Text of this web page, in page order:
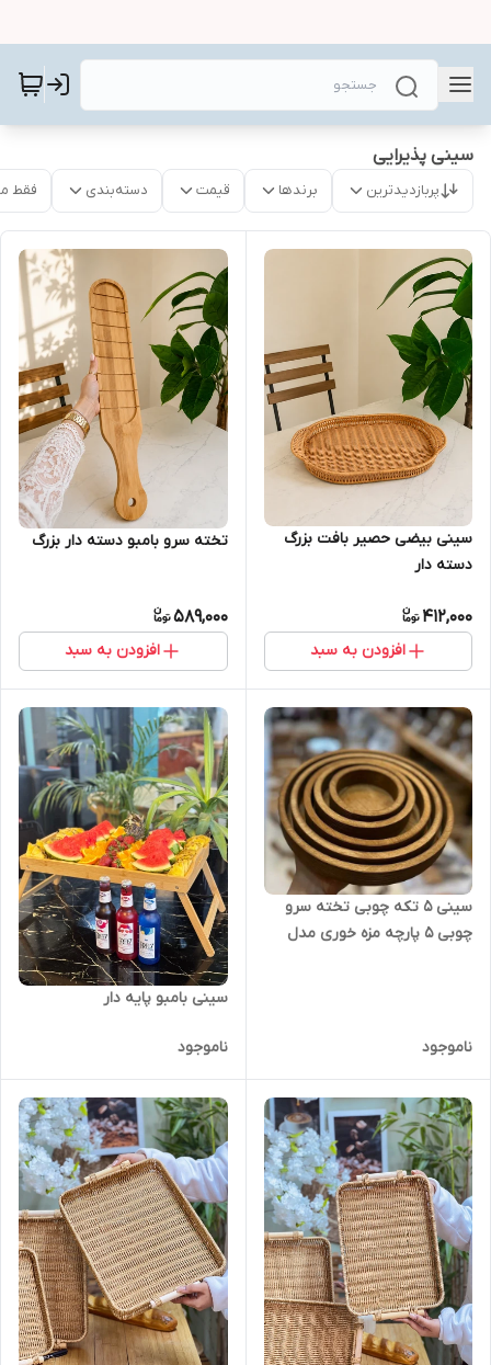
سینی پذیرایی
پربازدیدترین برندها قیمت دسته‌بندی فقط
سینی بیضی حصیر بافت بزرگ
دسته دار
412,000
افزودن به سبد
تخته سرو بامبو دسته دار بزرگ
589,000
افزودن به سبد
سینی 5 تکه چوبی تخته سرو
چوبی 5 پارچه مزه خوری مدل
ناموجود
سینی بامبو پایه دار
ناموجود